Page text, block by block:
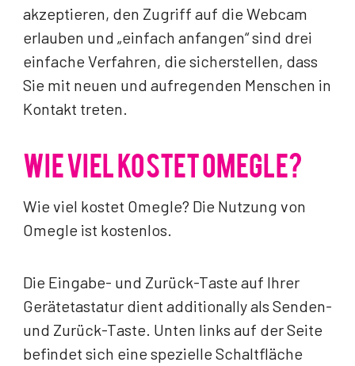
akzeptieren, den Zugriff auf die Webcam
erlauben und „einfach anfangen“ sind drei
einfache Verfahren, die sicherstellen, dass
Sie mit neuen und aufregenden Menschen in
Kontakt treten.
WIE VIEL KOSTET OMEGLE?
Wie viel kostet Omegle? Die Nutzung von
Omegle ist kostenlos.
Die Eingabe- und Zurück-Taste auf Ihrer
Gerätetastatur dient additionally als Senden-
und Zurück-Taste. Unten links auf der Seite
befindet sich eine spezielle Schaltfläche